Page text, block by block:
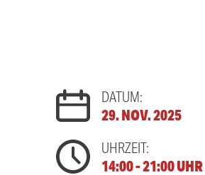
DATUM:
29. NOV. 2025
UHRZEIT:
14:00 - 21:00 UHR